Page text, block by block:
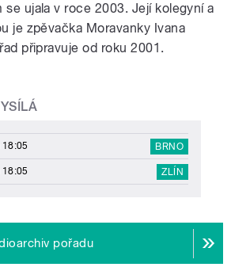
se ujala v roce 2003. Její kolegyní a
je zpěvačka Moravanky Ivana
připravuje od roku 2001.
BRNO
ZLÍN
pořadu